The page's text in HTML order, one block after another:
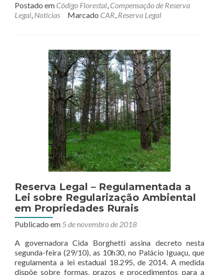
sobreCAR
fecha
503,8
milhões
de
hectares
Postado em Código Florestal, Compensação de Reserva
Legal, Notícias Marcado CAR, Reserva Legal
Reserva Legal – Regulamentada a
Lei sobre Regularização Ambiental
em Propriedades Rurais
Publicado em 5 de novembro de 2018
A governadora Cida Borghetti assina decreto nesta
segunda-feira (29/10), as 10h30, no Palácio Iguaçu, que
regulamenta a lei estadual 18.295, de 2014. A medida
dispõe sobre formas, prazos e procedimentos para a